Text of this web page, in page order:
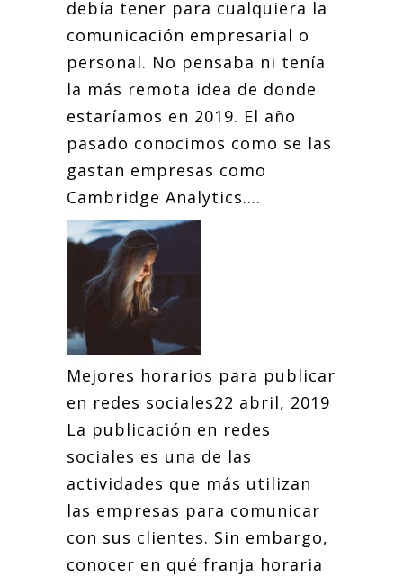
debía tener para cualquiera la
comunicación empresarial o
personal. No pensaba ni tenía
la más remota idea de donde
estaríamos en 2019. El año
pasado conocimos como se las
gastan empresas como
Cambridge Analytics....
Mejores horarios para publicar
en redes sociales22 abril, 2019
La publicación en redes
sociales es una de las
actividades que más utilizan
las empresas para comunicar
con sus clientes. Sin embargo,
conocer en qué franja horaria